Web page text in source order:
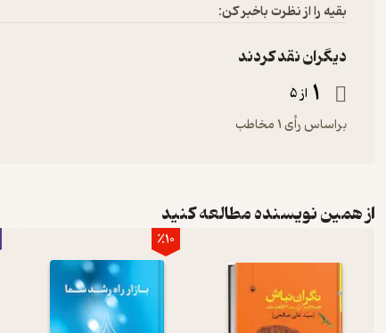
بقیه را از نظرت باخبر کن:
دیگران نقد کردند
1 از 5
براساس رأی 1 مخاطب
از همین نویسنده مطالعه کنید
٪10